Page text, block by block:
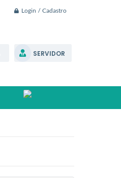
Login / Cadastro
SERVIDOR